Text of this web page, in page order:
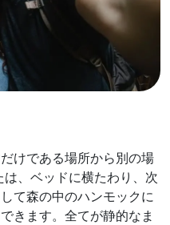
けである場所から別の場
、ベッドに横たわり、次
て森の中のハンモックに
きます。全てが静的なま